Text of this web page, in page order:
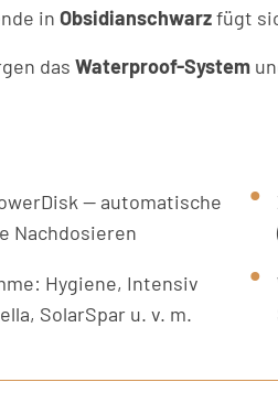
in Obsidianschwarzfügt
das Waterproof-System
— automatische
Nachdosieren
Hygiene, Intensiv
SolarSpar u. v. m.